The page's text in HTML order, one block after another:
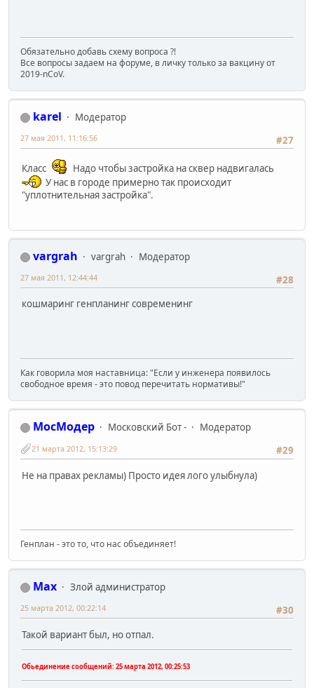
Обязательно добавь схему вопроса ?!
Все вопросы задаем на форуме, в личку только за вакцину от
2019-nCoV.
karel
Модератор
#27
27 мая 2011, 11:16:56
Класс
Надо чтобы застройка на сквер надвигалась
У нас в городе примерно так происходит
"уплотнительная застройка".
vargrah vargrah
Модератор
#28
27 мая 2011, 12:44:44
кошмаринг генпланинг современинг
Как говорила моя наставница: "Если у инженера появилось
свободное время - это повод перечитать нормативы!"
МосМодер Московский Бот -
Модератор
#29
21 марта 2012, 15:13:29
Не на правах рекламы) Просто идея лого улыбнула)
Генплан - это то, что нас объединяет!
Max
Злой администратор
#30
25 марта 2012, 00:22:14
Такой вариант был, но отпал.
Обьединение сообщений: 25 марта 2012, 00:25:53